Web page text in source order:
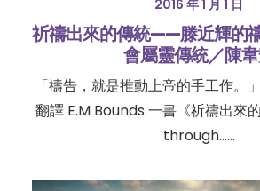
2016 年 1 月 1 日
祈禱出來的傳統——滕近輝的
會屬靈傳統／陳
「禱告，就是推動上帝的手工作。
翻譯 E.M Bounds 一書《祈禱出來
through……